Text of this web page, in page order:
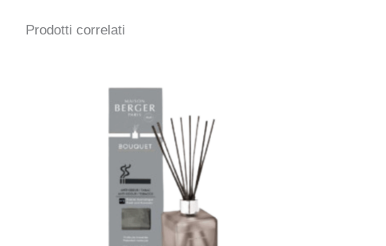
Prodotti correlati